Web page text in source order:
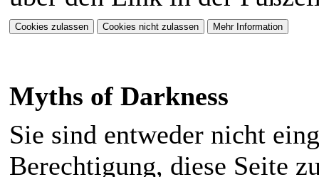
Fantasie mitbringen.
eine neue Storyline.
neuer Style
"Ashenveil" ist für
euch verfügbar. Nur
Myths of Darkness
Sie sind entweder nicht
Berechtigung, diese Seite